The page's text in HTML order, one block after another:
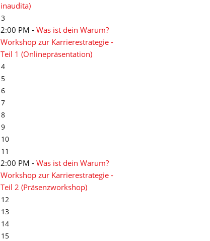
inaudita)
3
2:00 PM - Was ist dein Warum?
Workshop zur Karrierestrategie -
Teil 1 (Onlinepräsentation)
4
5
6
7
8
9
10
11
2:00 PM - Was ist dein Warum?
Workshop zur Karrierestrategie -
Teil 2 (Präsenzworkshop)
12
13
14
15